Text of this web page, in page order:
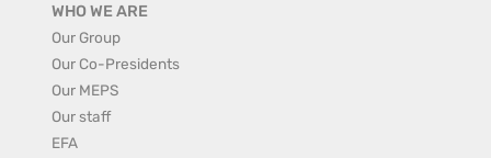
WHO WE ARE
Our Group
Our Co-Presidents
Our MEPS
Our staff
EFA